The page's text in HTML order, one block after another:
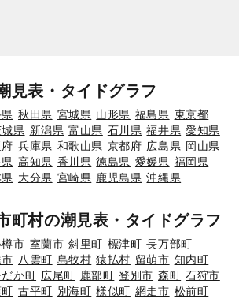
見表・タイドグラフ
秋田県 宮城県 山形県 福島県 東京都
県 新潟県 富山県 石川県 福井県 愛知県
兵庫県 和歌山県 京都府 広島県 岡山県
高知県 香川県 徳島県 愛媛県 福岡県
大分県 宮崎県 鹿児島県 沖縄県
町村の潮見表・タイドグラフ
市 室蘭市 斜里町 標津町 長万部町
八雲町 島牧村 猿払村 留萌市 知内町
か町 広尾町 鹿部町 登別市 森町 石狩市
古平町 別海町 様似町 網走市 松前町